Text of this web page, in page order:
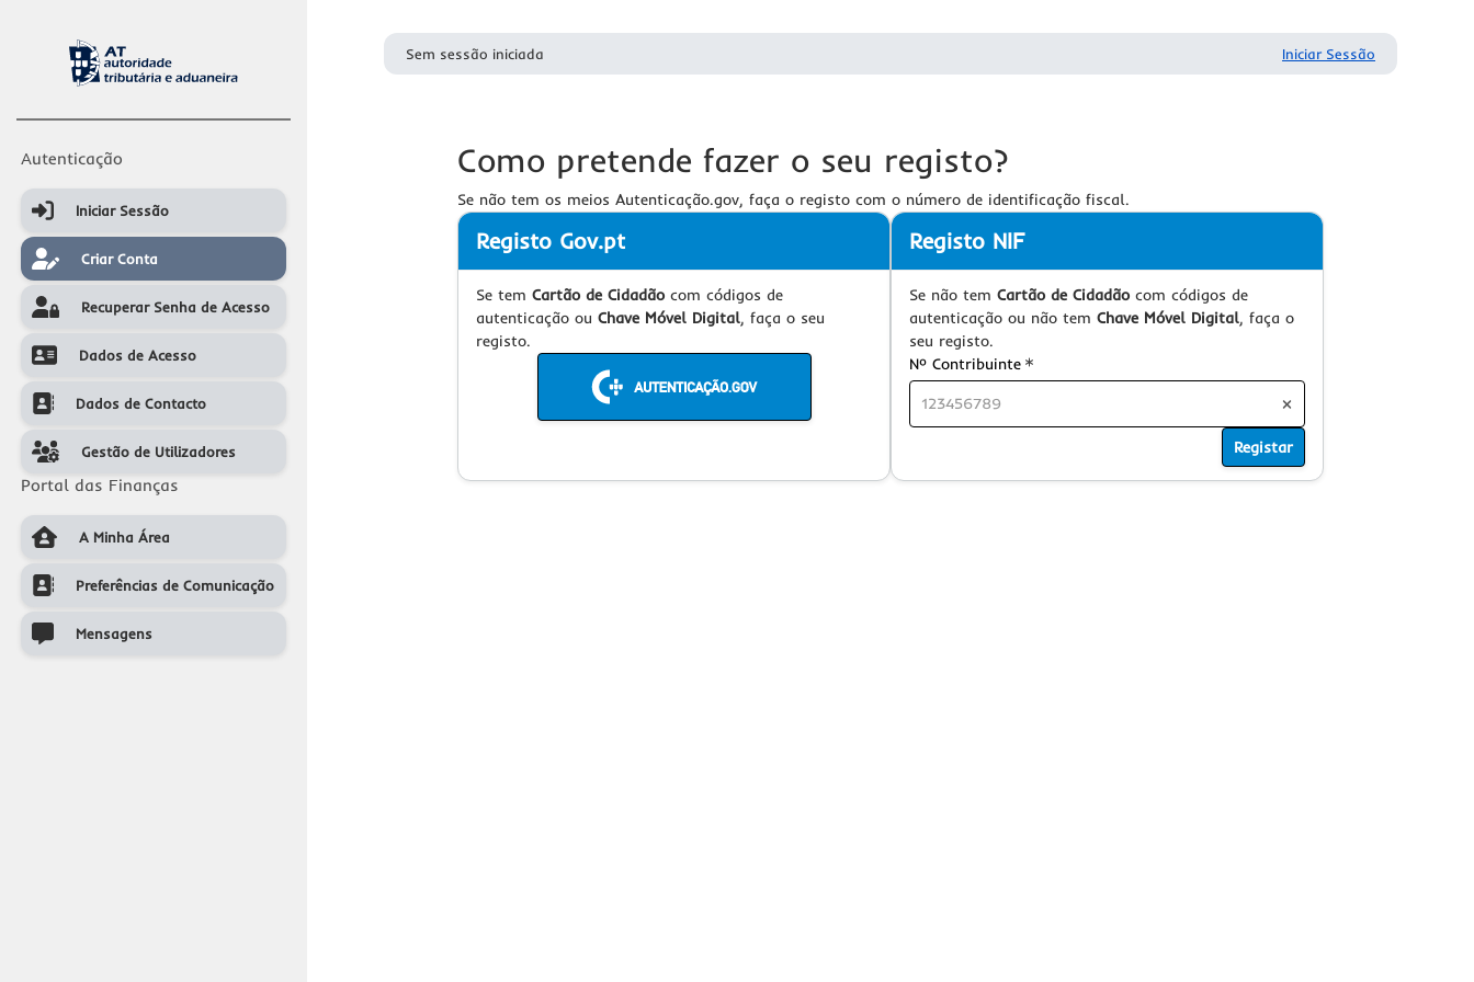
Autenticação
Iniciar SessãoIniciar Sessão
Criar ContaCriar Conta
Recuperar Senha de Acesso
Recuperar Senha de Acesso
Dados de Acesso
Dados de Acesso
Dados de Contacto
Dados de Contacto
Gestão de Utilizadores
Gestão de Utilizadores
Portal das Finanças
A Minha AreaA Minha Área
Preferências de Comunicação
Preferências de Comunicação
MensagensMensagens
Sem sessão iniciada Iniciar Sessão
Como pretende fazer o seu registo?
Se não tem os meios Autenticação.gov, faça o registo com o número de identificação fiscal.
Registo Gov.pt
Se tem Cartão de Cidadão com códigos de
autenticação ou Chave Móvel Digital, faça o seu
registo.
Registo NIF
Se não tem Cartão de Cidadão com códigos de
autenticação ou não tem Chave Móvel Digital, faça o
seu registo.
Nº Contribuinte Requerido
Registar